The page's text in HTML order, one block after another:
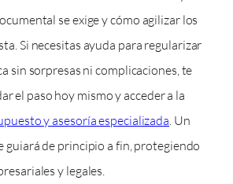
se exige y cómo agilizar los
Si necesitas ayuda para regularizar
sin sorpresas ni complicaciones, te
el paso hoy mismo y acceder a la
y asesoría especializada . Un
guiará de principio a fin, protegiendo
y legales.